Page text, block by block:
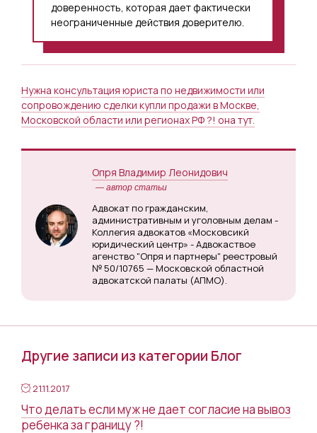
доверенность, которая дает фактически
неограниченные действия доверителю.
Нужна консультация юриста по недвижимости или
сопровождению сделки купли продажи в Москве,
Московской области или регионах РФ ?! она тут.
Опря Владимир Леонидович
— автор статьи
Адвокат по гражданским,
административным и уголовным делам -
Коллегия адвокатов «Московсикй
юридический центр» - Адвокаствое
агенство "Опря и партнеры" реестровый
№ 50/10765 — Московской областной
адвокатской палаты (АПМО).
Другие записи из категории Блог
21.11.2017
Что делать если муж не дает согласие на вывоз
ребенка за границу ?!